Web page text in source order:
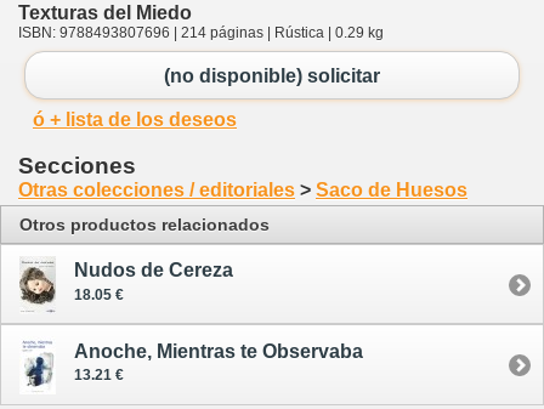
Texturas del Miedo
ISBN: 9788493807696 | 214 páginas | Rústica | 0.29 kg
(no disponible) solicitar
ó + lista de los deseos
Secciones
Otras colecciones / editoriales > Saco de Huesos
Otros productos relacionados
Nudos de Cereza
18.05 €
Anoche, Mientras te Observaba
13.21 €